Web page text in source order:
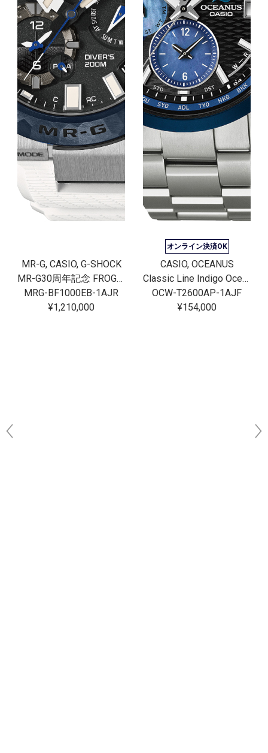
MR-G, CASIO, G-SHOCK
MR-G30周年記念 FROGMAN[完売]
MRG-BF1000EB-1AJR
¥1,210,000
オンライン決済OK
CASIO, OCEANUS
Classic Line Indigo Ocean -阿波藍-
OCW-T2600AP-1AJF
¥154,000